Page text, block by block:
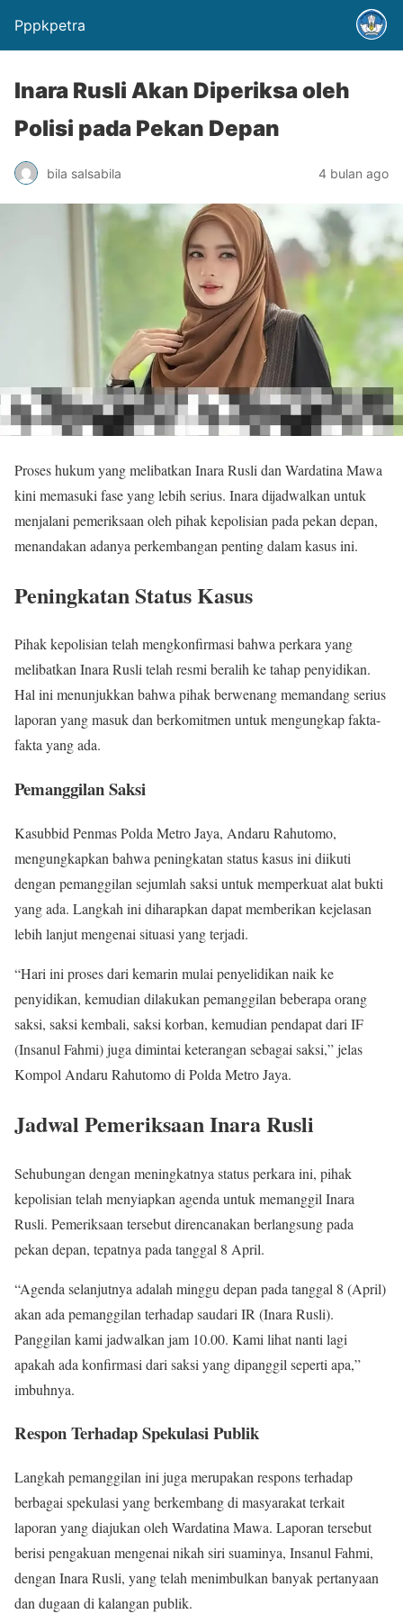
Pppkpetra
Inara Rusli Akan Diperiksa oleh
Polisi pada Pekan Depan
bila salsabila 4 bulan ago
Proses hukum yang melibatkan Inara Rusli dan Wardatina Mawa
kini memasuki fase yang lebih serius. Inara dijadwalkan untuk
menjalani pemeriksaan oleh pihak kepolisian pada pekan depan,
menandakan adanya perkembangan penting dalam kasus ini.
Peningkatan Status Kasus
Pihak kepolisian telah mengkonfirmasi bahwa perkara yang
melibatkan Inara Rusli telah resmi beralih ke tahap penyidikan.
Hal ini menunjukkan bahwa pihak berwenang memandang serius
laporan yang masuk dan berkomitmen untuk mengungkap fakta-
fakta yang ada.
Pemanggilan Saksi
Kasubbid Penmas Polda Metro Jaya, Andaru Rahutomo,
mengungkapkan bahwa peningkatan status kasus ini diikuti
dengan pemanggilan sejumlah saksi untuk memperkuat alat bukti
yang ada. Langkah ini diharapkan dapat memberikan kejelasan
lebih lanjut mengenai situasi yang terjadi.
“Hari ini proses dari kemarin mulai penyelidikan naik ke
penyidikan, kemudian dilakukan pemanggilan beberapa orang
saksi, saksi kembali, saksi korban, kemudian pendapat dari IF
(Insanul Fahmi) juga dimintai keterangan sebagai saksi,” jelas
Kompol Andaru Rahutomo di Polda Metro Jaya.
Jadwal Pemeriksaan Inara Rusli
Sehubungan dengan meningkatnya status perkara ini, pihak
kepolisian telah menyiapkan agenda untuk memanggil Inara
Rusli. Pemeriksaan tersebut direncanakan berlangsung pada
pekan depan, tepatnya pada tanggal 8 April.
“Agenda selanjutnya adalah minggu depan pada tanggal 8 (April)
akan ada pemanggilan terhadap saudari IR (Inara Rusli).
Panggilan kami jadwalkan jam 10.00. Kami lihat nanti lagi
apakah ada konfirmasi dari saksi yang dipanggil seperti apa,”
imbuhnya.
Respon Terhadap Spekulasi Publik
Langkah pemanggilan ini juga merupakan respons terhadap
berbagai spekulasi yang berkembang di masyarakat terkait
laporan yang diajukan oleh Wardatina Mawa. Laporan tersebut
berisi pengakuan mengenai nikah siri suaminya, Insanul Fahmi,
dengan Inara Rusli, yang telah menimbulkan banyak pertanyaan
dan dugaan di kalangan publik.